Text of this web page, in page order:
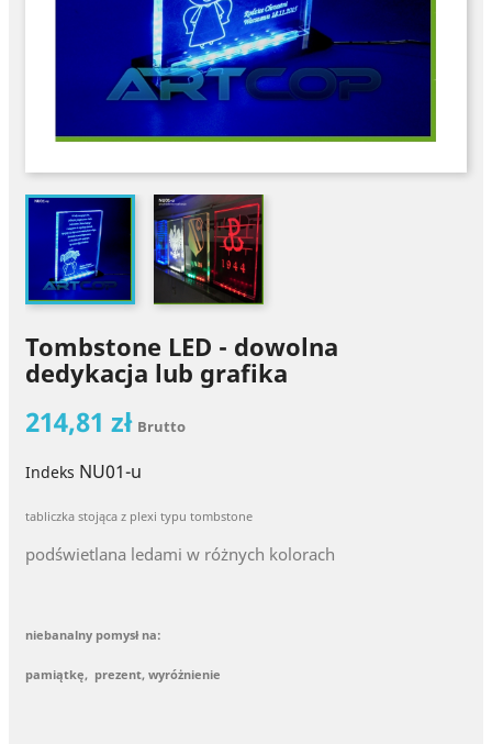
Tombstone LED - dowolna
dedykacja lub grafika
214,81 zł Brutto
Indeks NU01-u
tabliczka stojąca z plexi typu tombstone
podświetlana ledami w różnych kolorach
niebanalny pomysł na:
pamiątkę, prezent, wyróżnienie